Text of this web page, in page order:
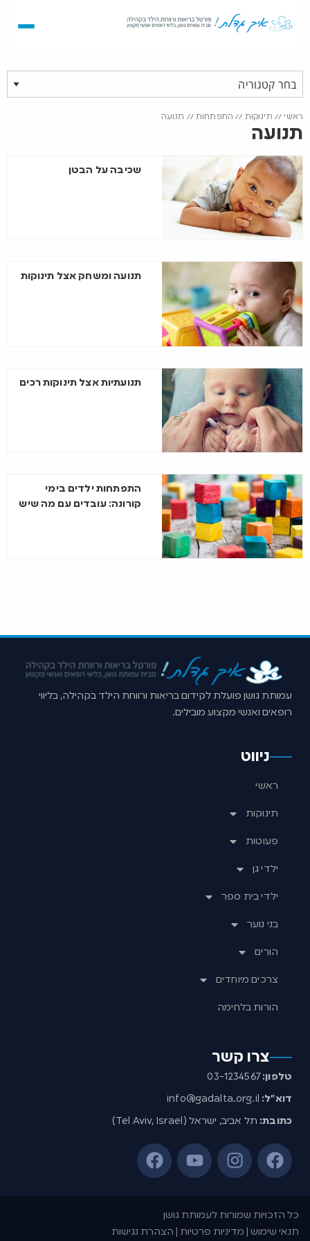
ראשי // תינוקות // התפתחות// תנועה
תנועה
שכיבה על הבטן
תנועה ומשחק אצל תינוקות
תנועתיות אצל תינוקות רכים
התפתחות ילדים בימי
קורונה: עובדים עם מה שיש
עמותת גושן פועלת לקידום בריאות ורווחת הילד בקהילה, בליווי
רופאים ואנשי מקצוע מובילים.
ניווט
ראשי
תינוקות
פעוטות
ילדי גן
ילדי בית ספר
בני נוער
הורים
צרכים מיוחדים
הורות בלחימה
צרו קשר
טלפון:03-1234567
דוא”ל: info@gadalta.org.il
כתובת: תל אביב, ישראל (Tel Aviv, Israel)
כל הזכויות שמורות לעמותת גושן
תנאי שימוש | מדיניות פרטיות | הצהרת נגישות